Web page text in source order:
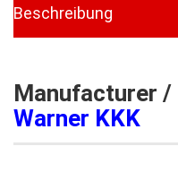
Beschreibung
Manufacturer
Warner KKK